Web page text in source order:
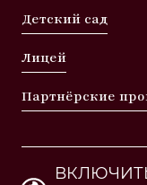
Детский сад
Лицей
Партнёрские